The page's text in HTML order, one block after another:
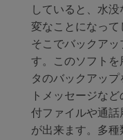
していると、水
変なことになって
そこでバックア
す。このソフト
タのバックアッ
トメッセージな
付ファイルや通話
が出来ます。多